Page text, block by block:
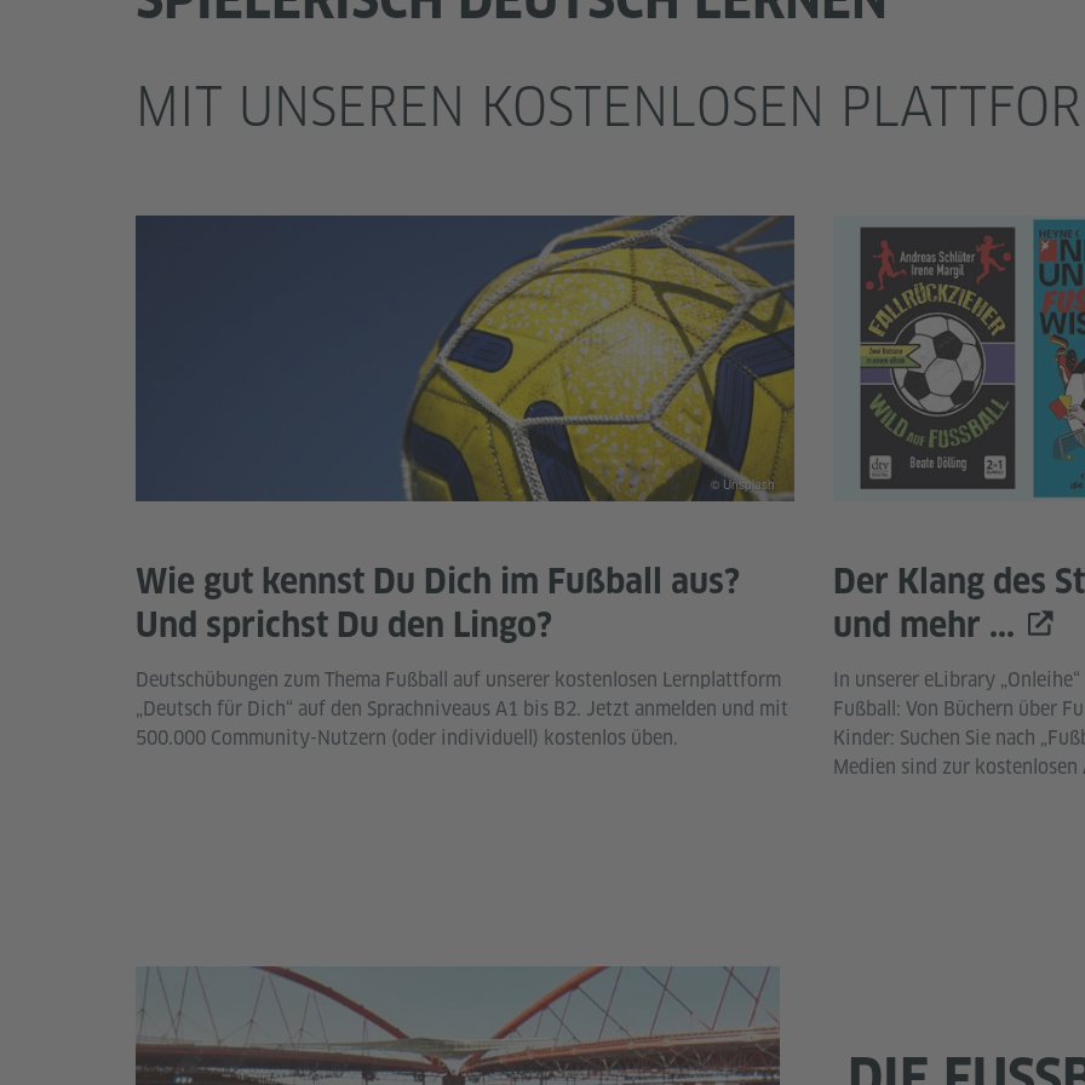
MIT UNSEREN KOSTENLOSEN
Wie gut kennst Du Dich im Fußball aus?
Und sprichst Du den Lingo?
Deutschübungen zum Thema Fußball auf unserer kostenlosen Lernplattform
„Deutsch für Dich“ auf den Sprachniveaus A1 bis B2. Jetzt anmelden und mit
500.000 Community-Nutzern (oder individuell) kostenlos üben.
© Unsplash
Der Klang des
und mehr ...
In unserer eLibrary
Fußball: Von Büchern über
Kinder: Suchen Sie nach
Medien sind zur